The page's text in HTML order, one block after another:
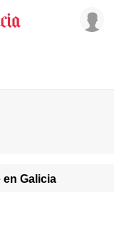
Galicia